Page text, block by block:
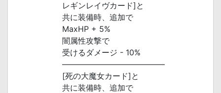
レギンレイヴカード]と
共に装備時、追加で
MaxHP + 5%
闇属性攻撃で
受けるダメージ - 10%
―――――――――――――
[死の大魔女カード]と
共に装備時、追加で